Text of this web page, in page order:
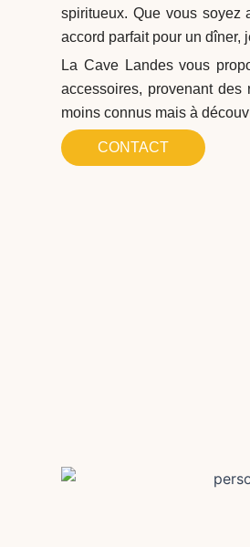
spiritueux. Que vous soyez
accord parfait pour un dîner,
La Cave Landes vous
accessoires, provenant
moins connus mais à
CONTACT